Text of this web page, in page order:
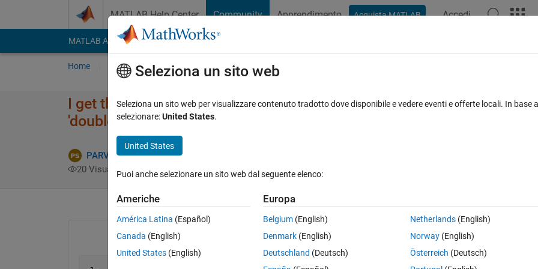
MATLAB Help Center Community Apprendimento Acquista MATLAB Accedi
MATLAB Answers File Exchange Cody
Home Poni una domanda Risposta Naviga
I get the error "Undefined function 'symsum' for input arguments of
'double'. while solving the equation given below.Please help me.
PARVEEN KUMAR SINGHAL
20 Visualizzazioni (30 giorni)
Apri in MATLAB Online
Seleziona un sito web
Seleziona un sito web per visualizzare contenuto tradotto dove disponibile e vedere eventi e offerte locali. In
selezionare:United States.
United States
Puoi anche selezionare un sito web dal seguente elenco:
Americhe
América Latina (Español)
Canada (English)
United States (English)
Europa
Belgium (English)
Denmark (English)
Deutschland (Deutsch)
Netherlands(English)
Norway(English)
Österreich (Deutsch)